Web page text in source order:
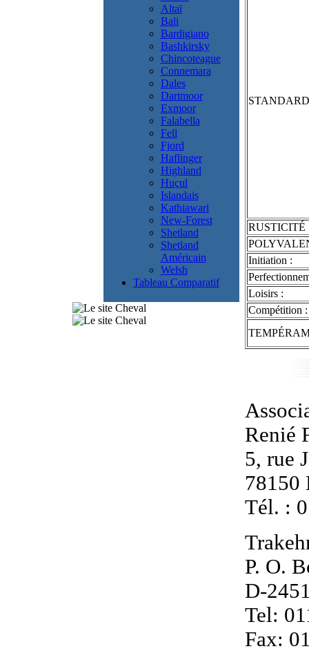
Altaï
Bali
Bardigiano
Bashkirsky
Chincoteague
Connemara
Dales
Dartmoor
Exmoor
Falabella
Fell
Fjord
Haflinger
Highland
Huçul
Islandais
Kathiawari
New-Forest
Shetland
Shetland
Américain
Welsh
Tableau Comparatif
STANDARD
RUSTICITÉ
Initiation :
Loisirs :
Compétition :
Renié
5, rue
78150
Tél. :
P. O.
D-
Tel:
Fax: